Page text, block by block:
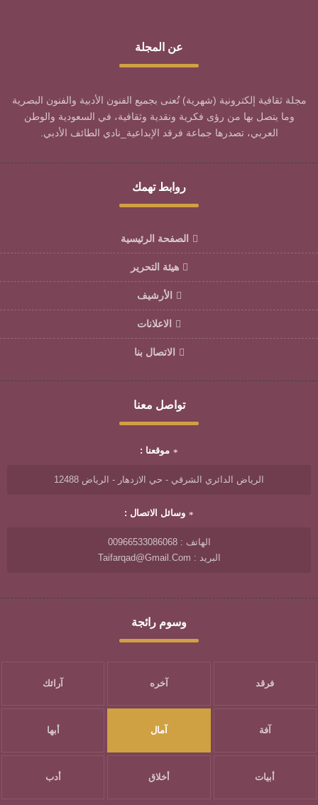
عن المجلة
مجلة ثقافية إلكترونية (شهرية) تُعنى بجميع الفنون الأدبية والفنون البصرية
وما يتصل بها من رؤى فكرية ونقدية وثقافية، في السعودية والوطن
العربي، تصدرها جماعة فرقد الإبداعية_نادي الطائف الأدبي.
روابط تهمك
الصفحة الرئيسية
هيئة التحرير
الأرشيف
الاعلانات
الاتصال بنا
تواصل معنا
موقعنا :
الرياض الدائري الشرقي - حي الازدهار - الرياض 12488
وسائل الاتصال :
الهاتف : 00966533086068
البريد : Taifarqad@gmail.com
وسوم رائجة
فرقد آخره آرائك
آفة آمال أبها
أبيات أخلاق أدب